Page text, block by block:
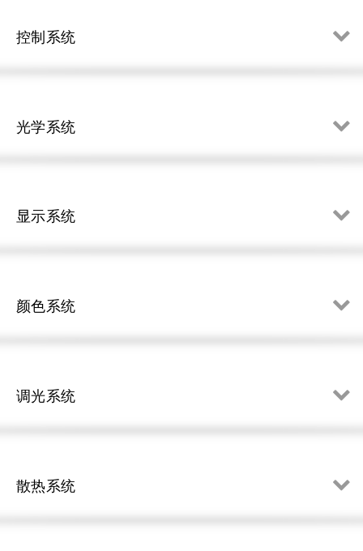
控制系统
光学系统
显示系统
颜色系统
调光系统
散热系统